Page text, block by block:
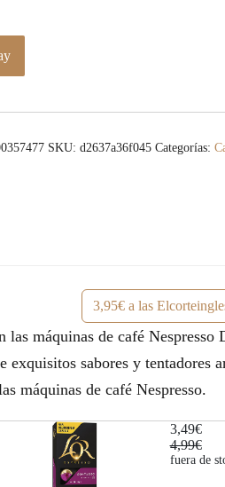
l
4
9
€
SKU:d2637a36f045 Categorías:
3,95€ a las
máquinas de café Nespresso
sabores y tentadores
máquinas de café Nespresso.
3,49€
4,99€
fuera de